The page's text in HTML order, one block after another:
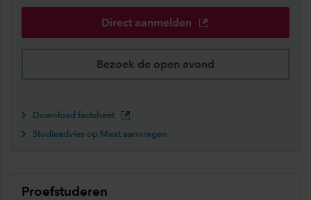
Direct aanmelden
Bezoek de open avond
Download factsheet
Studieadvies op Maat aanvragen
Proefstuderen